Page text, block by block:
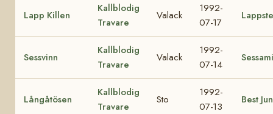
Lapp Killen
Kallblodig
Travare
Valack
1992-
07-17
Sessvinn
Kallblodig
Travare
Valack
1992-
07-14
Sessami
Långåtösen
Kallblodig
Travare
Sto
1992-
07-13
Best